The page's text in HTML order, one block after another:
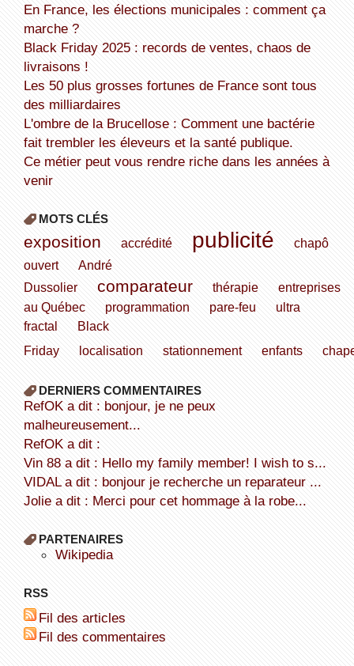
En France, les élections municipales : comment ça
marche ?
Black Friday 2025 : records de ventes, chaos de
livraisons !
Les 50 plus grosses fortunes de France sont tous
des milliardaires
L'ombre de la Brucellose : Comment une bactérie
fait trembler les éleveurs et la santé publique.
Ce métier peut vous rendre riche dans les années à
venir
MOTS CLÉS
exposition accrédité publicité
chapô
ouvert
André
Dussolier
comparateur thérapie
entreprises
au Québec
programmation pare-feu
ultra
fractal
Black
Friday
localisation stationnement enfants
DERNIERS COMMENTAIRES
refOK a dit : bonjour, je ne peux
malheureusement...
refOK a dit :
Vin 88 a dit : Hello my family member! I wish to s...
VIDAL a dit : bonjour je recherche un reparateur ...
Jolie a dit : Merci pour cet hommage à la robe...
PARTENAIRES
wikipedia
RSS
Fil des articles
Fil des commentaires